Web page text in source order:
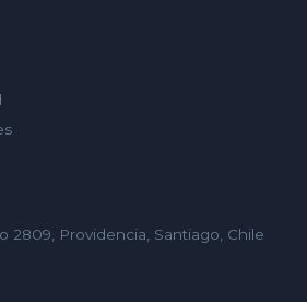
2809, Providencia, Santiago, Chile